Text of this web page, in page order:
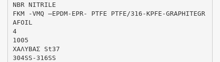
NBR NITRILE
FKM -VMQ –EPDM-EPR- PTFE PTFE/316-KPFE-GRAPHITEGR
AFOIL
4
1005
ΧΑΛΥΒΑΣ St37
304SS-316SS